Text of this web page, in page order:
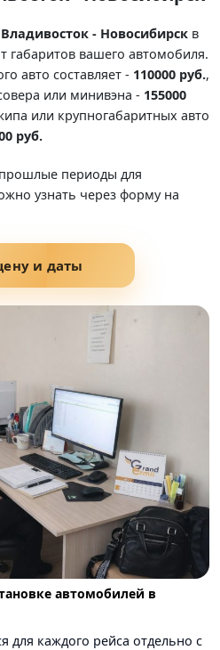
- Новосибирск в
габаритов вашего автомобиля.
авто составляет - 110000 руб.,
или минивэна - 155000
или крупногабаритных авто
руб.
периоды для
узнать через форму на
и даты
автомобилей в
для каждого рейса отдельно с